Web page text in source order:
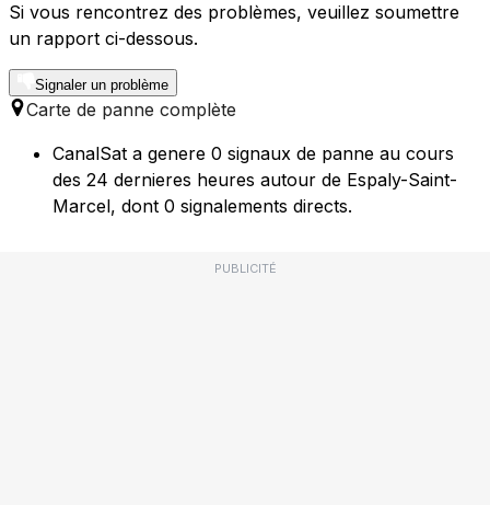
Si vous rencontrez des problèmes, veuillez soumettre
un rapport ci-dessous.
Signaler un problème
Carte de panne complète
CanalSat a genere 0 signaux de panne au cours
des 24 dernieres heures autour de Espaly-Saint-
Marcel, dont 0 signalements directs.
PUBLICITÉ